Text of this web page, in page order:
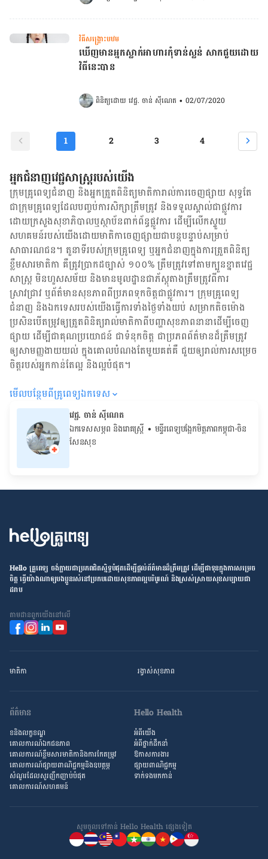
វិធីសង្គ្រោះបឋម
ឃើញមានអ្នកស្លាក់អាហារកុំទាន់ស្លន់ សាកជួយដោយ
វិធីនេះបាន
ពិនិត្យដោយ វេជ្ជ. ចាន់ ស៊ីណេត • 02/07/2020
1 2 3 4
អ្នកជំនាញវេជ្ជសាស្ត្ររបស់យើង
ក្រុមគ្រូពេទ្យជំនាញ និង​អ្នក​ត្រួតពិនិត្យ​មាតិការាល់ការចេញផ្សាយ សុទ្ធតែ
ជា​ក្រុម​គ្រូពេទ្យ​ដែល​បញ្ចប់ការសិក្សាត្រឹមត្រូវ និង​ទទួល​ស្គាល់​ជាផ្លូវការ​
ដោយ​ក្រសួងសុខាភិបាលឬស្ថាប័ន​ពាក់ព័ន្ធ​ផ្លូវការ ដើម្បីលើកស្ទួយ​
សហគមន៍​របស់យើង​ដោយ​មាតិកា​ចេញផ្សាយជាបន្តបន្ទាប់សម្រាប់
សាធារណជន។ តួនាទីរបស់​ក្រុមគ្រូពេទ្យ ឬ​អ្នក​ជំនាញ​ក្នុងការ​ត្រួតពិនិត្យ​
ខ្លឹមសារ​មាតិកា គឺ​ត្រូវ​ប្រាកដ​ច្បាស់ ១០០% ត្រឹមត្រូវ​ទៅតាម​ក្បួនខ្នាតវេជ្ជ
សាស្ត្រ មិនហួសសម័យ និង​មានមូលដ្ឋាន​ជា​ភ័ស្តុតាង​ត្រឹមត្រូវ​ពី​ការ​
ស្រាវជ្រាវ ឬ​ព័ត៌មាន​សុខភាព​ពី​ប្រភព​ទុកចិត្ត​ជាផ្លូវការ។ ក្រុមគ្រូពេទ្យ
ជំនាញ និង​ឯកទេស​របស់យើង​ធ្វើការ​ទាំង​ថ្ងៃទាំងយប់ សម្រាក​តិចម៉ោង
ប្រសិន​បើ​តម្រូវ​ឲ្យ​ត្រួតពិនិត្យ​រាល់​មាតិកា​ពី​បញ្ហា​សុខភាព​នានា​ដើម្បី​ចេញ​
ផ្សាយ ដើម្បី​ជា​គុណប្រយោជន៍ ជា​ទំនុកចិត្ត ជា​ប្រភព​ព័ត៌មាន​ដ៏​ត្រឹមត្រូវ
ឲ្យសាមញ្ញ​ងាយយល់ ក្នុងគោលបំណង​តែមួយ​គត់​គឺ ជួយ​ឲ្យ​រាល់ការសម្រេច
ចិត្ត​របស់​អ្នក​កាន់តែ​ល្អ និង​ល្អ​បំផុត។
មើល​បន្ថែម​ពី​គ្រូពេទ្យ​ឯកទេស
វេជ្ជ. ចាន់ ស៊ីណេត
ឯកទេសសម្ភព និងរោគស្ត្រី • ម​ន្ទីរពេទ្យបង្អែកមិត្តភាពកម្ពុជា-ចិន
សែនសុខ
Hello គ្រូពេទ្យ ​ចង់​ក្លាយ​ជា​ប្រភព​ជិតស្និទ្ធបំផុតដើម្បី​ផ្ដល់​ព័ត៌មាន​ដ៏​ត្រឹមត្រូវ​ ដើម្បី​ជា​ទុន​ក្នុង​ការ​សម្រេច​
ចិត្ត ធ្វើ​យ៉ាង​ណា​ឲ្យ​បងប្អូន​រស់នៅ​ប្រកប​ដោយ​សុខភាព​ល្អ​បរិបូរណ៍ និង​ស្រស់ស្រាយ​សុខសប្បាយ​ជា​
ដរាប
តាម​ដាន​ពួក​យើង​នៅ​លើ
មាតិកា រង្វាស់​សុខភាព
ព័ត៌មាន
ខនិងលក្ខខណ្ឌ
គោលការណ៍ឯកជនភាព
គោលការណ៍​ខ្លឹម​សារ​មាតិកា​និង​ការ​កែតម្រូវ
គោលការណ៍ផ្សាយពាណិជ្ជកម្មនិងឧបត្ថម្ភ
សំណួរ​ដែល​សួរ​ញឹកញាប់​បំផុត
គោលការណ៍​សហគមន៍
Hello Health
អំពីយើង
អំពី​ថ្នាក់ដឹកនាំ
ឱកាស​ការងារ
ផ្សាយពាណិជ្ជកម្ម
ទាក់ទងមកកាន់
សូមចូល​ទៅកាន់ Hello Health ផ្សេង​ទៀត